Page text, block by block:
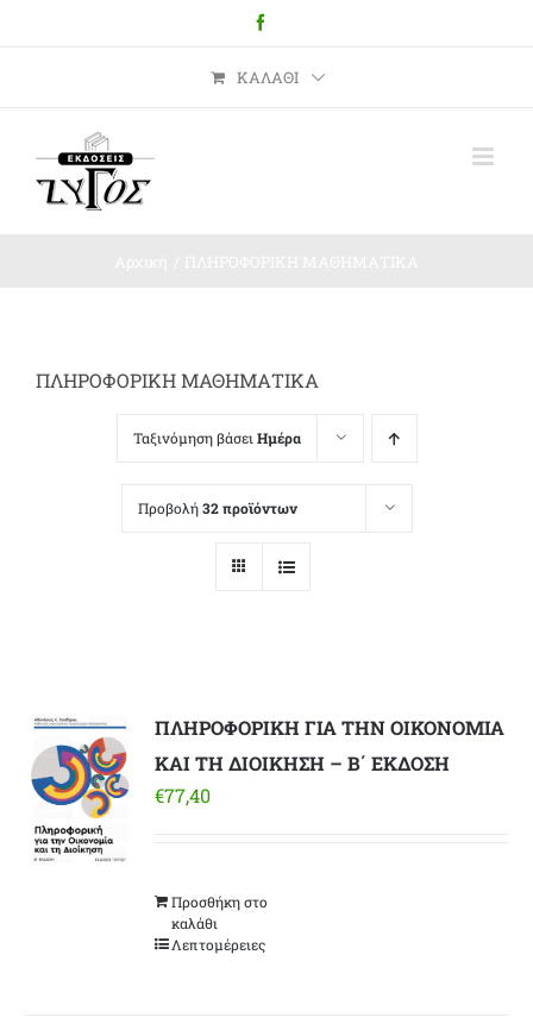
ΚΑΛΆΘΙ
ΠΛΗΡΟΦΟΡΙΚΗ ΜΑΘΗΜΑΤΙΚΑ
Ταξινόμηση βάσει Ημέρα
Προβολή32 προϊόντων
ΠΛΗΡΟΦΟΡΙΚΗ ΓΙΑ ΤΗΝ ΟΙΚΟΝΟΜΙΑ
ΚΑΙ ΤΗ ΔΙΟΙΚΗΣΗ – Β΄ ΕΚΔΟΣΗ
€77,40
Προσθήκη στο
καλάθι
Λεπτομέρειες